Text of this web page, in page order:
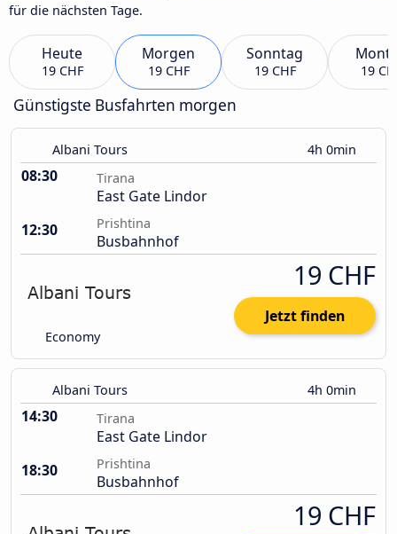
für die nächsten Tage.
Heute
19 CHF
Morgen
19 CHF
Sonntag
19 CHF 19
Günstigste Busfahrten morgen
Albani Tours 4h 0min
08:30 Tirana
East Gate Lindor
12:30
Prishtina
Busbahnhof
Economy
19 CHF
Jetzt finden
Albani Tours 4h 0min
14:30 Tirana
East Gate Lindor
18:30
Prishtina
Busbahnhof
19 CHF